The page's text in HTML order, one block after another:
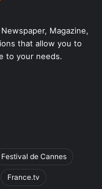
Magazine,
that allow you to
to your needs.
Festival de Cannes
France.tv